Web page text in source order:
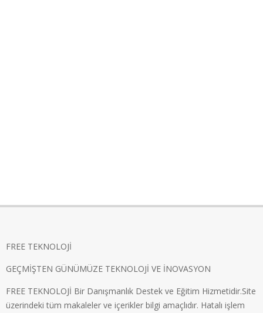
FREE TEKNOLOJİ
GEÇMİŞTEN GÜNÜMÜZE TEKNOLOJİ VE İNOVASYON
FREE TEKNOLOJİ Bir Danışmanlık Destek ve Eğitim Hizmetidir.Site
üzerindeki tüm makaleler ve içerikler bilgi amaçlıdır. Hatalı işlem